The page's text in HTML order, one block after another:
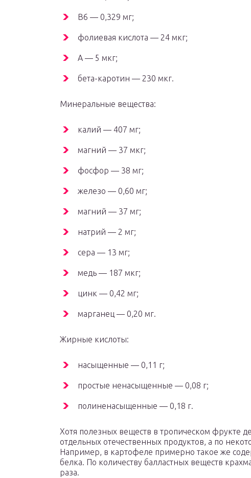
B6 — 0,329 мг;
фолиевая кислота — 24 мкг;
A — 5 мкг;
бета-каротин — 230 мкг.
Минеральные вещества:
калий — 407 мг;
магний — 37 мкг;
фосфор — 38 мг;
железо — 0,60 мг;
магний — 37 мг;
натрий — 2 мг;
сера — 13 мг;
медь — 187 мкг;
цинк — 0,42 мг;
марганец — 0,20 мг.
Жирные кислоты:
насыщенные — 0,11 г;
простые ненасыщенные — 0,08 г;
полиненасыщенные — 0,18 г.
Хотя полезных веществ в тропическом фрукте
отдельных отечественных продуктов, а по
Например, в картофеле примерно такое же
белка. По количеству балластных веществ
раза.